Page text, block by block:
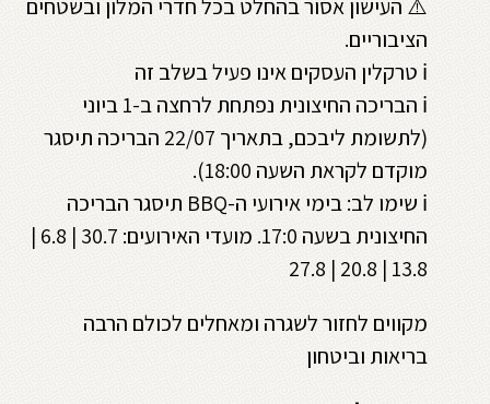
⚠️ העישון אסור בהחלט בכל חדרי המלון ובשטחים
הציבוריים.
ℹ️ טרקלין העסקים אינו פעיל בשלב זה
ℹ️ הבריכה החיצונית נפתחת לרחצה ב-1 ביוני
(לתשומת ליבכם, בתאריך 22/07 הבריכה תיסגר
מוקדם לקראת השעה 18:00).
ℹ️ שימו לב: בימי אירועי ה-BBQ תיסגר הבריכה
החיצונית בשעה 17:0. מועדי האירועים: 30.7 | 6.8 |
13.8 | 20.8 | 27.8
מקווים לחזור לשגרה ומאחלים לכולם הרבה
בריאות וביטחון